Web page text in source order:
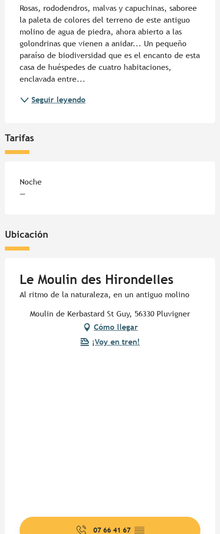
Rosas, rododendros, malvas y capuchinas, saboree
la paleta de colores del terreno de este antiguo
molino de agua de piedra, ahora abierto a las
golondrinas que vienen a anidar... Un pequeño
paraíso de biodiversidad que es el encanto de esta
casa de huéspedes de cuatro habitaciones,
enclavada entre...
Seguir leyendo
Tarifas
Tarifas 2026
Noche
—
Ubicación
Le Moulin des Hirondelles
Al ritmo de la naturaleza, en un antiguo molino
Moulin de Kerbastard St Guy, 56330 Pluvigner
Cómo llegar
¡Voy en tren!
07 66 41 67 ▒▒